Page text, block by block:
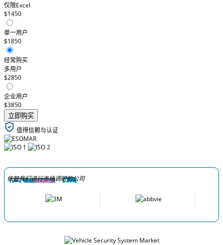
仅限Excel
$1450
单一用户
$1850
经常购买
多用户
$2850
企业用户
$3850
立即购买
值得信赖与认证
依赖我们进行市场调研的公司